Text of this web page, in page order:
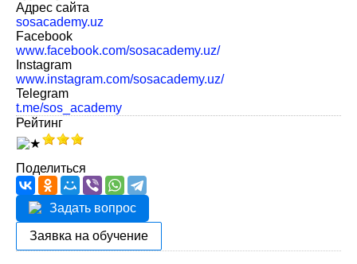
Адрес сайта
sosacademy.uz
Facebook
www.facebook.com/sosacademy.uz/
Instagram
www.instagram.com/sosacademy.uz/
Telegram
t.me/sos_academy
Рейтинг
Поделиться
Задать вопрос
Заявка на обучение